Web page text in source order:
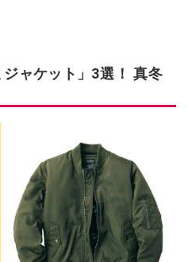
ャケット」3選！ 真冬